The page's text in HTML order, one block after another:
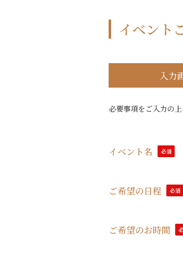
イベント
入力
必要事項をご入力の
イベント名 必須
ご希望の日程 必須
ご希望のお時間